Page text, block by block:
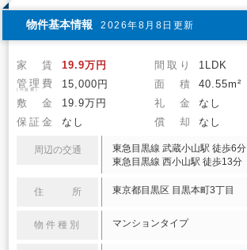
物件基本情報 2026年8月8日更新
家 賃 19.9万円 間取り
1LDK
管理費
(共益費) 15,000円 面 積
40.55m²
敷 金
19.9万円 礼 金
なし
保証金
なし 償 却 なし
周辺の交通
東急目黒線 武蔵小山駅 徒歩6分
東急目黒線 西小山駅 徒歩13分
住 所 東京都目黒区 目黒本町3丁目
物件種別 マンションタイプ